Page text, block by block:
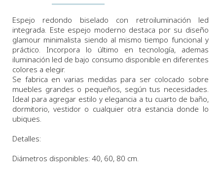
Espejo redondo biselado con retroiluminación led
integrada. Este espejo moderno destaca por su diseño
glamour minimalista siendo al mismo tiempo funcional y
práctico. Incorpora lo último en tecnología, ademas
iluminación led de bajo consumo disponible en diferentes
colores a elegir.
Se fabrica en varias medidas para ser colocado sobre
muebles grandes o pequeños, según tus necesidades.
Ideal para agregar estilo y elegancia a tu cuarto de baño,
dormitorio, vestidor o cualquier otra estancia donde lo
ubiques.
Detalles:
Diámetros disponibles: 40, 60, 80 cm.